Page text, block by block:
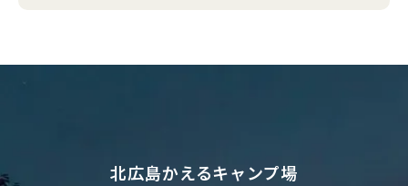
北広島かえるキャンプ場